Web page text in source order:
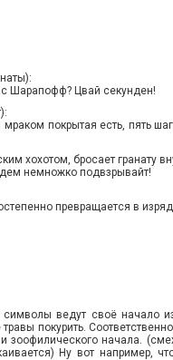
Шарапофф? Цвай секунден!
покрытая есть, пять
хохотом, бросает гранату
немножко подвзрывайт!
превращается в
символы ведут своё начало
покурить.
зоофилического начала.
Ну вот например,